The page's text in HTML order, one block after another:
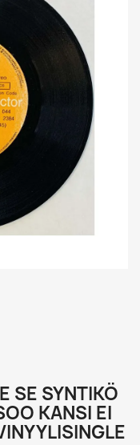
SE SYNTIKÖ
KANSI EI